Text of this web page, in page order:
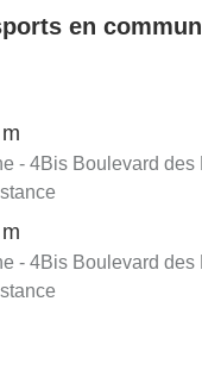
en commun
- 4Bis Boulevard des
- 4Bis Boulevard des